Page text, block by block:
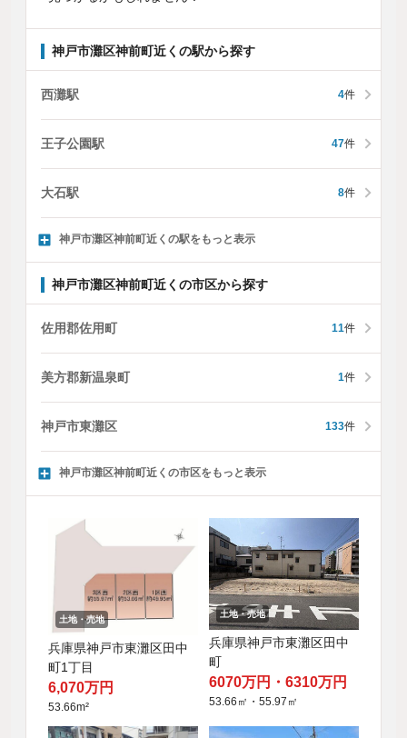
神戸市灘区神前町近くの駅から探す
西灘駅 4件
王子公園駅 47件
大石駅 8件
神戸市灘区神前町近くの駅をもっと表示
神戸市灘区神前町近くの市区から探す
佐用郡佐用町 11件
美方郡新温泉町 1件
神戸市東灘区 133件
神戸市灘区神前町近くの市区をもっと表示
土地・売地
兵庫県神戸市東灘区田中
町1丁目
6,070万円
53.66m²
土地・売地
兵庫県神戸市東灘区田中
町
6070万円・6310万円
53.66㎡・55.97㎡